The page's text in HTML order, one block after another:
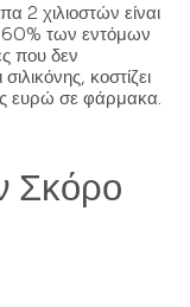
2 χιλιοστών είναι
60% των εντόμων
που δεν
κοστίζει
ευρώ σε φάρμακα.
Σκόρο